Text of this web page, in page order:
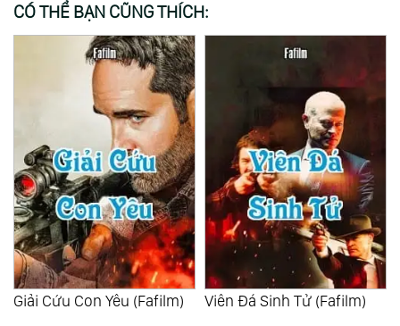
CÓ THỂ BẠN CŨNG THÍCH:
Viên Đá Sinh Tử (Fafilm)
Sát Thủ Hoàn Lương